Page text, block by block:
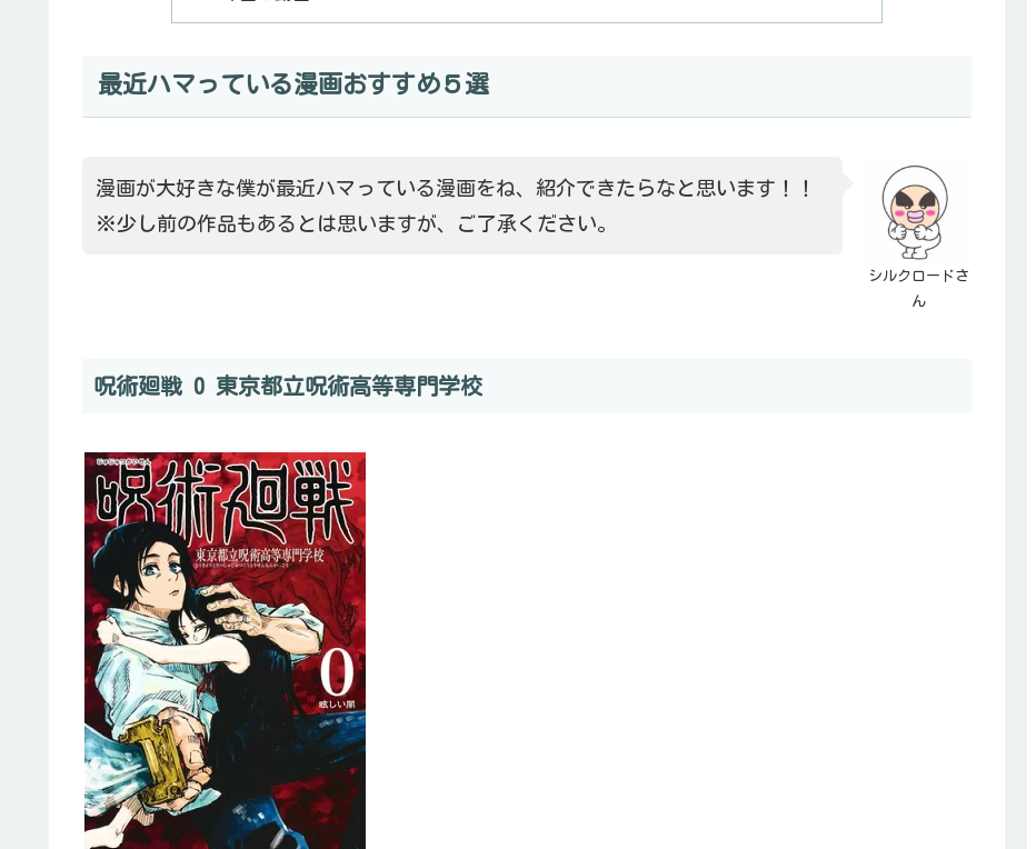
最近ハマっている漫画おすすめ５選
シルクロードさ
ん
漫画が大好きな僕が最近ハマっている漫画をね、紹介できたらなと思います！！
※少し前の作品もあるとは思いますが、ご了承ください。
呪術廻戦 0 東京都立呪術高等専門学校